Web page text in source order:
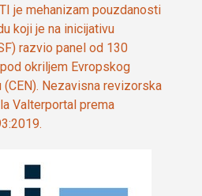
je mehanizam pouzdanosti
koji je na inicijativu
razvio panel od 130
okriljem Evropskog
Nezavisna revizorska
Valterportal prema